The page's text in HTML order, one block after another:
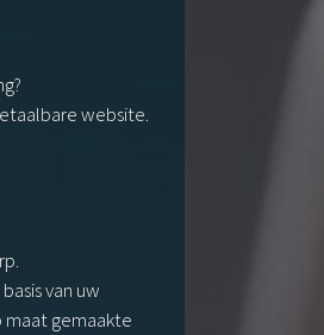
website.
van uw
gemaakte